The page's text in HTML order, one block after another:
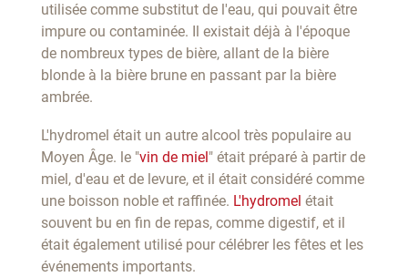
utilisée comme substitut de l'eau, qui pouvait être
impure ou contaminée. Il existait déjà à l'époque
de nombreux types de bière, allant de la bière
blonde à la bière brune en passant par la bière
ambrée.
L'hydromel était un autre alcool très populaire au
Moyen Âge. le "vin de miel " était préparé à partir de
miel, d'eau et de levure, et il était considéré comme
une boisson noble et raffinée. L'hydromel était
souvent bu en fin de repas, comme digestif, et il
était également utilisé pour célébrer les fêtes et les
événements importants.